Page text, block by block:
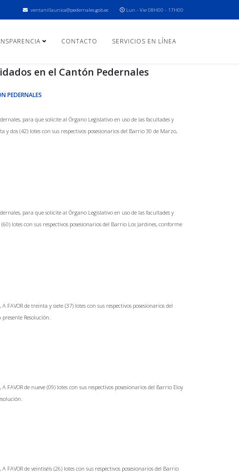
ventanillaunica@pedernales.gob.ec Lun - Vie 08H00 - 17H00
CONTACTO SERVICIOS EN LÍNEA
en el Cantón Pedernales
PEDERNALES
para que solicite al Órgano Legislativo en uso de las facultades y
y dos (42) lotes con sus respectivos posesionarios del Barrio 30 de Marzo,
para que solicite al Órgano Legislativo en uso de las facultades y
lotes con sus respectivos posesionarios del Barrio Los Jardines, conforme
A FAVOR de treinta y siete (37) lotes con sus respectivos posesionarios del
Resolución.
A FAVOR de nueve (09) lotes con sus respectivos posesionarios del Barrio Eloy
A FAVOR de veintiséis (26) lotes con sus respectivos posesionarios del Barrio